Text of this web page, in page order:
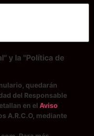
y la "Política de
quedarán
del Responsable
en el Aviso
A.R.C.O, mediante